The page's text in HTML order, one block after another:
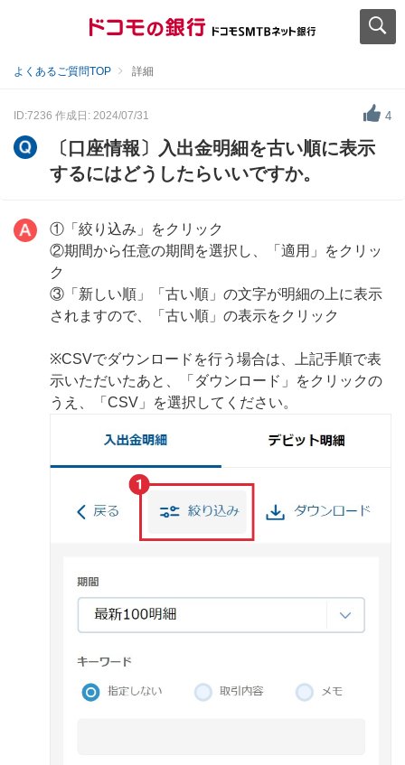
よくあるご質問TOP 詳細
ID:7236 作成日: 2024/07/31 4
〔口座情報〕入出金明細を古い順に表示
するにはどうしたらいいですか。
①「絞り込み」をクリック
②期間から任意の期間を選択し、「適用」をクリッ
ク
③「新しい順」「古い順」の文字が明細の上に表示
されますので、「古い順」の表示をクリック
※CSVでダウンロードを行う場合は、上記手順で表
示いただいたあと、「ダウンロード」をクリックの
うえ、「CSV」を選択してください。